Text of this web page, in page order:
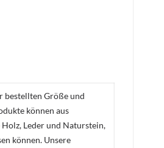
bestellten Größe und
können aus
Leder und Naturstein,
können. Unsere